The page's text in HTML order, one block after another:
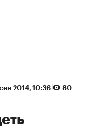
2014, 10:36 80